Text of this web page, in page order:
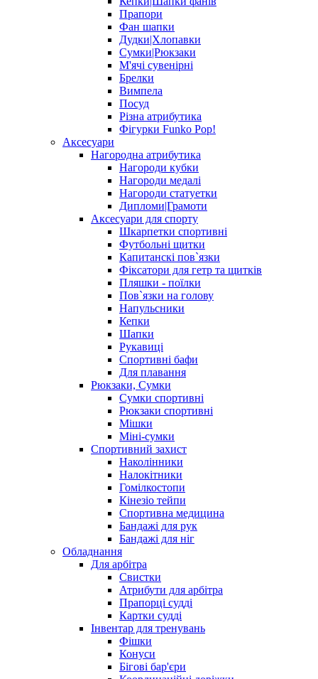
Прапори
Фан шапки
Дудки|Хлопавки
Сумки|Рюкзаки
М'ячі сувенірні
Брелки
Вимпела
Посуд
Різна атрибутика
Фігурки Funko Pop!
Аксесуари
Нагородна атрибутика
Нагороди кубки
Нагороди медалі
Нагороди статуетки
Дипломи|Грамоти
Аксесуари для спорту
Шкарпетки спортивні
Футбольні щитки
Капитанскі пов`язки
Фіксатори для гетр та щитків
Пляшки - поїлки
Пов`язки на голову
Напульсники
Кепки
Шапки
Рукавиці
Спортивні бафи
Для плавання
Рюкзаки, Сумки
Сумки спортивні
Рюкзаки спортивні
Мішки
Міні-сумки
Спортивний захист
Наколінники
Налокітники
Гомілкостопи
Кінезіо тейпи
Спортивна медицина
Бандажі для рук
Бандажі для ніг
Обладнання
Для арбітра
Свистки
Атрибути для арбітра
Прапорці судді
Картки судді
Інвентар для тренувань
Фішки
Конуси
Бігові бар'єри